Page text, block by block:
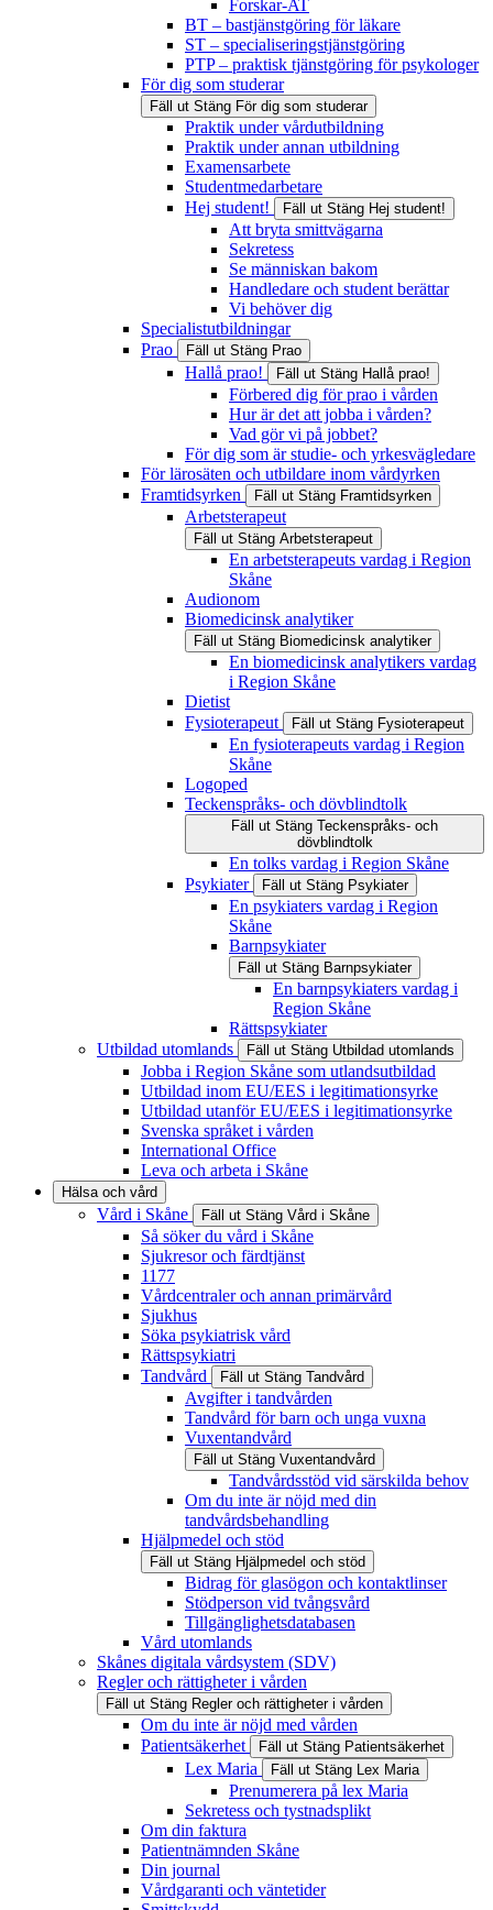
Forskar-AT
BT – bastjänstgöring för läkare
ST – specialiseringstjänstgöring
PTP – praktisk tjänstgöring för psykologer
För dig som studerar
Fäll ut Stäng För dig som studerar
Praktik under vårdutbildning
Praktik under annan utbildning
Examensarbete
Studentmedarbetare
Hej student!
Fäll ut Stäng Hej student!
Att bryta smittvägarna
Sekretess
Se människan bakom
Handledare och student berättar
Vi behöver dig
Specialistutbildningar
Prao
Fäll ut Stäng Prao
Hallå prao! Fäll ut Stäng Hallå prao!
Förbered dig för prao i vården
Hur är det att jobba i vården?
Vad gör vi på jobbet?
För dig som är studie- och yrkesvägledare
För lärosäten och utbildare inom vårdyrken
Framtidsyrken
Fäll ut Stäng Framtidsyrken
Arbetsterapeut
Fäll ut Stäng Arbetsterapeut
En arbetsterapeuts vardag i Region
Skåne
Audionom
Biomedicinsk analytiker
Fäll ut Stäng Biomedicinsk analytiker
En biomedicinsk analytikers vardag
i Region Skåne
Dietist
Fysioterapeut
Fäll ut Stäng Fysioterapeut
En fysioterapeuts vardag i Region
Skåne
Logoped
Teckenspråks- och dövblindtolk
Fäll ut Stäng Teckenspråks- och
dövblindtolk
En tolks vardag i Region Skåne
Psykiater
Fäll ut Stäng Psykiater
En psykiaters vardag i Region
Skåne
Barnpsykiater
Fäll ut Stäng Barnpsykiater
En barnpsykiaters vardag i
Region Skåne
Rättspsykiater
Utbildad utomlands
Fäll ut Stäng Utbildad utomlands
Jobba i Region Skåne som utlandsutbildad
Utbildad inom EU/EES i legitimationsyrke
Utbildad utanför EU/EES i legitimationsyrke
Svenska språket i vården
International Office
Leva och arbeta i Skåne
Hälsa och vård
Vård i Skåne Fäll ut Stäng Vård i Skåne
Så söker du vård i Skåne
Sjukresor och färdtjänst
1177
Vårdcentraler och annan primärvård
Sjukhus
Söka psykiatrisk vård
Rättspsykiatri
Tandvård
Fäll ut Stäng Tandvård
Avgifter i tandvården
Tandvård för barn och unga vuxna
Vuxentandvård
Fäll ut Stäng Vuxentandvård
Tandvårdsstöd vid särskilda behov
Om du inte är nöjd med din
tandvårdsbehandling
Hjälpmedel och stöd
Fäll ut Stäng Hjälpmedel och stöd
Bidrag för glasögon och kontaktlinser
Stödperson vid tvångsvård
Tillgänglighetsdatabasen
Vård utomlands
Skånes digitala vårdsystem (SDV)
Regler och rättigheter i vården
Fäll ut Stäng Regler och rättigheter i vården
Om du inte är nöjd med vården
Patientsäkerhet
Fäll ut Stäng Patientsäkerhet
Lex Maria Fäll ut Stäng Lex Maria
Prenumerera på lex Maria
Sekretess och tystnadsplikt
Om din faktura
Patientnämnden Skåne
Din journal
Vårdgaranti och väntetider